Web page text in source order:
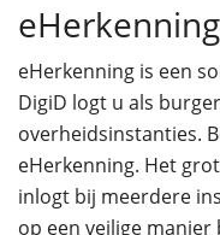
eHerkenning
eHerkenning is een
DigiD logt u als
overheidsinstanties.
eHerkenning. Het
inlogt bij meerdere
op een veilige